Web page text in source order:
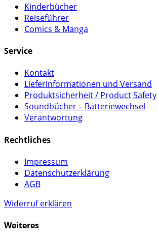
Kinderbücher
Reiseführer
Comics & Manga
Service
Kontakt
Lieferinformationen und Versand
Produktsicherheit / Product Safety
Soundbücher – Batteriewechsel
Verantwortung
Rechtliches
Impressum
Datenschutzerklärung
AGB
Widerruf erklären
Weiteres